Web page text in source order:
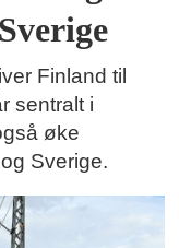
Finland til
sentralt i
øke
Sverige.